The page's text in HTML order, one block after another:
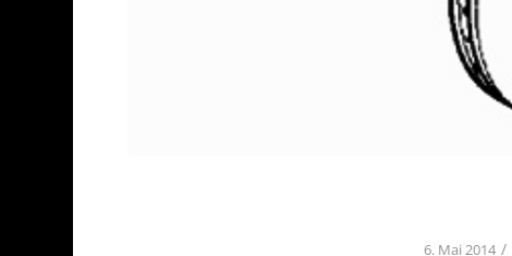
6. Mai 2014 /